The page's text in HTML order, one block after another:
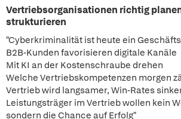
Vertriebsorganisationen richtig
strukturieren
"Cyberkriminalität ist heute ein
B2B-Kunden favorisieren digitale Kanäle
Mit KI an der Kostenschraube drehen
Welche Vertriebskompetenzen morgen
Vertrieb wird langsamer, Win-Rates
Leistungsträger im Vertrieb wollen kein
sondern die Chance auf Erfolg"